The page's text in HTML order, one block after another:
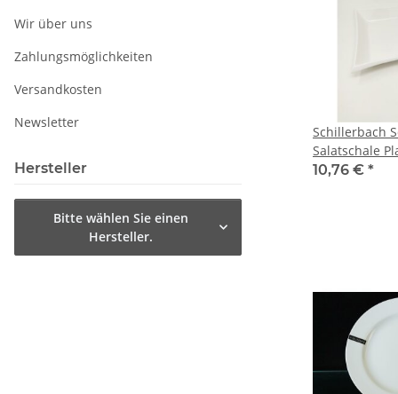
Schillerbach
Salatschale
10,76 € *
Wir über uns
Zahlungsmöglichkeiten
Versandkosten
Newsletter
Hersteller
Bitte wählen Sie einen
Hersteller.